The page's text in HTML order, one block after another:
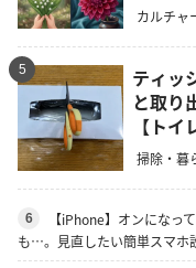
カルチャ
5
ティッ
と取り
【トイ
掃除・暮
6
【iPhone】オンになっ
も…。見直したい簡単スマホ